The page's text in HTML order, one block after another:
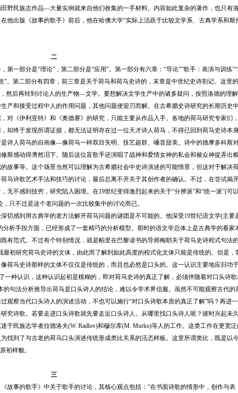
野民族志作品—大量实例就来自他们收集的一手材料。内容如此复杂的著作，也只有
他出版《故事的歌手》前后，他在哈佛大学“实际上活跃于比较文学系、古典学系和斯
二
一部分是“理论”，第二部分是“应用”。第一部分有六章：“导论”“歌手：表演与训练
”。第二部分有四章，前三章是关于荷马和荷马史诗的，末章是中世纪史诗劄记。这里
然后再转到讨论人的生产物—文学。要想解决文学生产中的诸多疑问，按照洛德的理解
和接受过程中人的作用问题，其他问题便迎刃而解。在古希腊史诗研究的长期历史中
对《伊利亚特》和《奥德赛》的研究，只能主要从作品入手。各地的荷马研究专家们
却终于发现所谓证据，都无法证明存在过一位天才诗人荷马，不得已回到荷马史诗本
诗人荷马的自画像—像荷马一样双目失明、技艺超群、嗓音甜美。诗中的德摩多科斯
斯感动得潸然泪下。随后这位盲歌手还演唱了战神和爱情女神的私会和被众神捉弄出
故事等。这个场景当然可以理解为古希腊社会中史诗演述的可能情景，但这对于解决
马诗歌艺术手法和技巧的讨论，最后总离不开关于其创作者的确认。不过，在尝试揭
无不感到技穷，研究陷入困境。在19世纪变得激烈起来的关于“分辨派”和“统一派”(可
只不过是这个老问题的一次比较集中的讨论而已。
感到用古典学的老方法解开荷马问题的谜团是不可能的。他深受19世纪语文学(主要
析手段方面，已经形成了一套精巧的分析模型。那时的语文学总体上是古典学的看家
有范式。不过有个特别情况，就是帕里在巴黎读书的导师梅耶关于荷马史诗程式句法
最初研究荷马史诗的文体，由此而了解到如此高度的程式化文体只能是传统的。但是，
荷马史诗那样的文体不仅仅是传统的，而且也必然是口头的。这一认识主要地应归功
一种认识，这种认识起初是模糊的，即对荷马史诗的真正了解，必须伴随着对口头诗歌
句法分析推导出荷马是口头诗人的结论，难以令学术界信服。虽然不可能观察古代的
观察当代口头诗人的演述活动，不也可以施行“对口头诗歌本质的真正了解”吗？再进
究诗歌。若要走进口头诗歌就先要走近口头诗人。从哪里找口头诗人呢？彼时兴起未
于民族志学者拉德洛夫(W. Radlov)和穆尔库(M. Murko)等人的工作。这类工作在更宽泛
找到了与古老的荷马口头演述传统形成类比关系的活态样板。这里所谓类比，既是以
初样貌。
三
事的歌手》中关于歌手的讨论，其核心观点包括：“在书面诗歌的情形中，创作与表